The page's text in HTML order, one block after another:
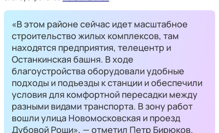
«В этом районе сейчас идет масштабное
строительство жилых комплексов, там
находятся предприятия, телецентр и
Останкинская башня. В ходе
благоустройства оборудовали удобные
подходы и подъезды к станции и обеспечили
условия для комфортной пересадки между
разными видами транспорта. В зону работ
вошли улица Новомосковская и проезд
Дубовой Рощи», — отметил Петр Бирюков.